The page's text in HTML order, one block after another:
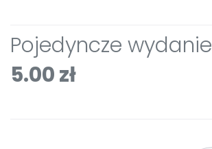
Pojedyncze wydanie
5.00 zł